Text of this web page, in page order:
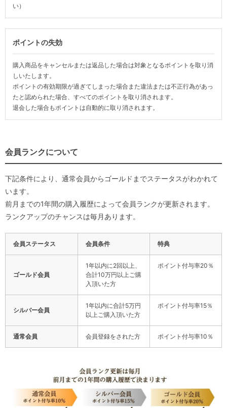
い）
ポイントの失効
購入商品をキャンセルまたは返品した場合は対象となるポイントを取り消
しいたします。
ポイントの有効期限が過ぎてしまった場合また違法または不正行為があっ
たと認められた場合、すべてのポイントを取り消されます。
退会した場合もポイントは自動的に取り消されます。
会員ランクについて
下記条件により、通常会員からゴールドまでステータスがわかれて
います。
前月までの1年間の購入履歴によって会員ランクが更新されます。
ランクアップのチャンスは毎月あります。
会員ステータス 会員条件 特典
ゴールド会員
1年以内に2回以上、
合計10万円以上ご購
入頂いた方
ポイント付与率20％
シルバー会員
1年以内に合計5万円
以上ご購入頂いた方
ポイント付与率15％
通常会員 会員登録をされた方 ポイント付与率10％